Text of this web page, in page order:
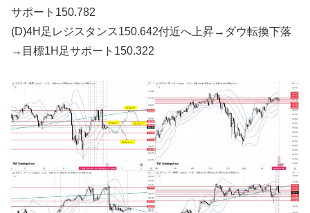
サポート150.782
(D)4H足レジスタンス150.642付近へ上昇→ダウ転換下落
→目標1H足サポート150.322